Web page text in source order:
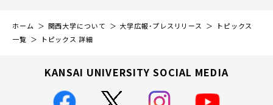
ホーム 関西大学について 大学広報・プレスリリース
トピックス
一覧
トピックス 詳細
KANSAI UNIVERSITY SOCIAL MEDIA